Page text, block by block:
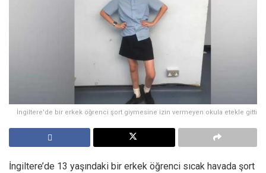
İngiltere'de bir erkek öğrenci şort giymesine izin vermeyen okula etekle gitti
İngiltere’de 13 yaşındaki bir erkek öğrenci sıcak havada şort